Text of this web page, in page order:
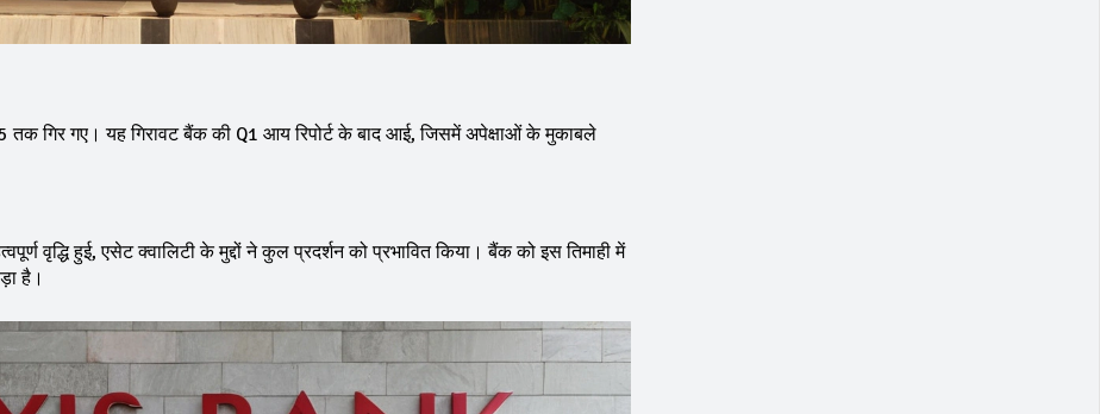
गिर गए। यह गिरावट बैंक की Q1 आय रिपोर्ट के बाद आई, जिसमें अपेक्षाओं के मुकाबले
वृद्धि हुई, एसेट क्वालिटी के मुद्दों ने कुल प्रदर्शन को प्रभावित किया। बैंक को इस तिमाही में
है।